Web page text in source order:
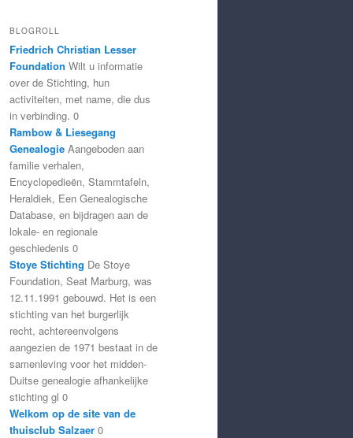
BLOGROLL
Friedrich Christian Lesser
Foundation Wilt u informatie
over de Stichting, hun
activiteiten, met name, die dus
in verbinding. 0
Rambow & Liesegang
Genealogie Aangeboden aan
familie verhalen,
Encyclopedieën, Stammtafeln,
Heraldiek, Een Genealogische
Database, en bijdragen aan de
lokale- en regionale
geschiedenis 0
Stoye Stichting De Stoye
Foundation, Seat Marburg, was
12.11.1991 gebouwd. Het is een
stichting van het burgerlijk
recht, achtereenvolgens
aangezien de 1971 bestaat in de
samenleving voor het midden-
Duitse genealogie afhankelijke
stichting gl 0
Welkom op de site van de
thuisclub Salzaer 0